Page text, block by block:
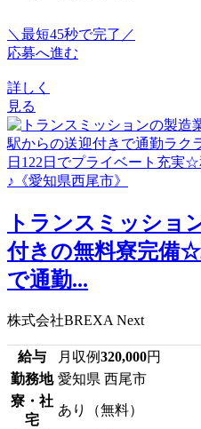
＼最短45秒で完了／
応募へ進む
詳しく
見る
トランスミッショ
付きの無料寮完備
で通勤...
株式会社BREXA Next
給与 月収例320,000円
勤務地 愛知県 西尾市
寮・社
宅
あり（無料）